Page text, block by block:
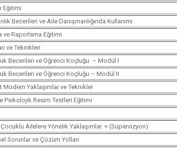
Eğitimi
Becerileri ve Aile Danışmanlığında Kullanımı
ve Raporlama Eğitimi
ve Teknıkleri
Becerileri ve Öğrenci Koçluğu – Modül I
Becerileri ve Öğrenci Koçluğu – Modül II
Modern Yaklaşımlar ve Teknıkler
Psikolojik Resim Testleri Eğitimi
Ailelere Yönelik Yaklaşımlar. + (Süpervizyon)
Sorunlar ve Çözüm Yolları